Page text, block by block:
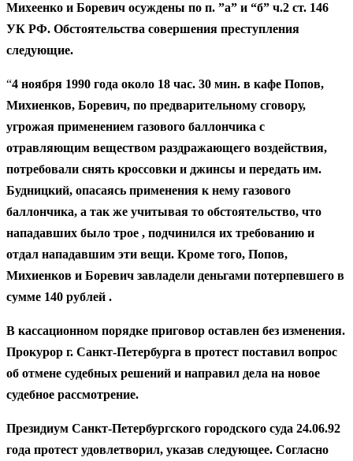
Михеенко и Боревич осуждены по п. ”а” и “б” ч.2 ст. 146
УК РФ. Обстоятельства совершения преступления
следующие.
“4 ноября 1990 года около 18 час. 30 мин. в кафе Попов,
Михиенков, Боревич, по предварительному сговору,
угрожая применением газового баллончика с
отравляющим веществом раздражающего воздействия,
потребовали снять кроссовки и джинсы и передать им.
Будницкий, опасаясь применения к нему газового
баллончика, а так же учитывая то обстоятельство, что
нападавших было трое , подчинился их требованию и
отдал нападавшим эти вещи. Кроме того, Попов,
Михиенков и Боревич завладели деньгами потерпевшего в
сумме 140 рублей .
В кассационном порядке приговор оставлен без изменения.
Прокурор г. Санкт-Петербурга в протест поставил вопрос
об отмене судебных решений и направил дела на новое
судебное рассмотрение.
Президиум Санкт-Петербургского городского суда 24.06.92
года протест удовлетворил, указав следующее. Согласно